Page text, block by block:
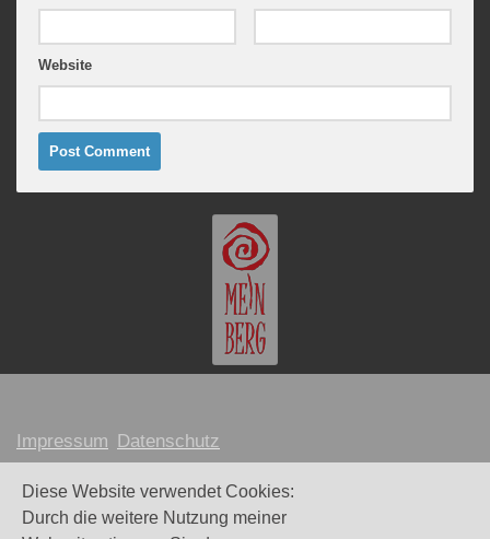
Website
Impressum Datenschutz
MARION MEINBERG © 2026
Webdesign und Umsetzung:Maike Littkemann
Diese Website verwendet Cookies:
Durch die weitere Nutzung meiner